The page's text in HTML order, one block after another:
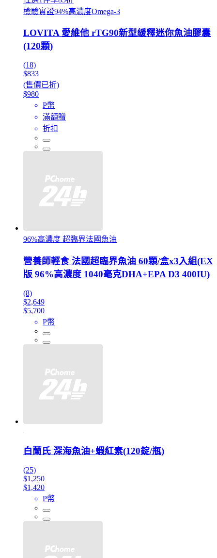
檢驗實證94%高濃度Omega-3
LOVITA 愛維他 rTG90新型緩釋迷你魚油膠囊
(120顆)
(18)
$833
(售價已折)
$980
P幣
滿額贈
折扣
96%高濃度 超臨界法國魚油
營養師輕食 法國超臨界魚油 60顆/盒x3入組(EX
版 96%高濃度 1040毫克DHA+EPA D3 400IU)
(8)
$2,649
$5,700
P幣
白蘭氏 深海魚油+蝦紅素(120錠/瓶)
(25)
$1,250
$1,420
P幣